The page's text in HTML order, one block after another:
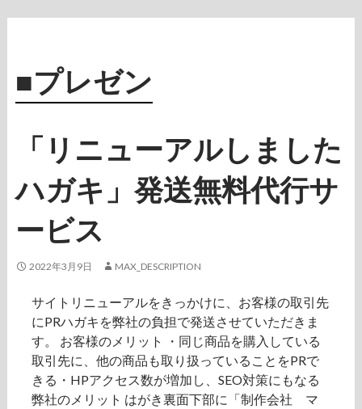
つ
い
■プレゼン
「リニューアルしました
ハガキ」発送無料代行サ
ービス
2022年3月9日 MAX_DESCRIPTION
サイトリニューアルをきっかけに、お客様の取引先
にPRハガキを弊社の負担で発送させていただきま
す。 お客様のメリット ・同じ商品を購入している
取引先に、他の商品も取り扱っていることをPRで
きる・HPアクセス数が増加し、SEO対策にもなる
弊社のメリット はがき裏面下部に「制作会社 マ